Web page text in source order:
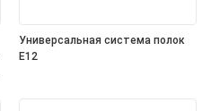
Универсальная система полок
E12